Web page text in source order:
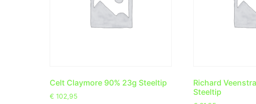
Celt Claymore 90% 23g Steeltip
€ 102,95
Richard
Steeltip